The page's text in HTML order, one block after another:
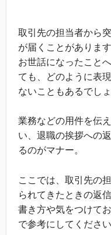
取引先の担当者から
が届くことがありま
お世話になったこと
ても、どのように表
ないこともあるでしょ
業務などの用件を伝
い、退職の挨拶への
るのがマナー。
ここでは、取引先の
られてきたときの返
書き方や気をつけて
で参考にしてください